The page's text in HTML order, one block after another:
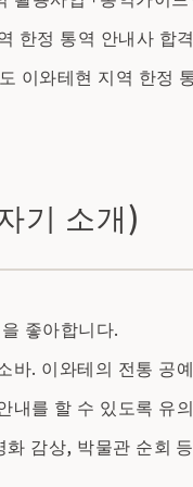
한정 통역 안내사 합격
이와테현 지역 한정
기 소개)
좋아합니다.
바. 이와테의 전통 공
내를 할 수 있도록 유
감상, 박물관 순회